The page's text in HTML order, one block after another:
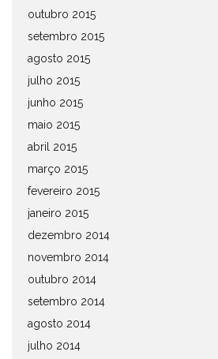
outubro 2015
setembro 2015
agosto 2015
julho 2015
junho 2015
maio 2015
abril 2015
março 2015
fevereiro 2015
janeiro 2015
dezembro 2014
novembro 2014
outubro 2014
setembro 2014
agosto 2014
julho 2014